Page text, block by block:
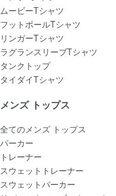
ムービーTシャツ
フットボールTシャツ
リンガーTシャツ
ラグランスリーブTシャツ
タンクトップ
タイダイTシャツ
メンズ トップス
全てのメンズ トップス
パーカー
トレーナー
スウェットトレーナー
スウェットパーカー